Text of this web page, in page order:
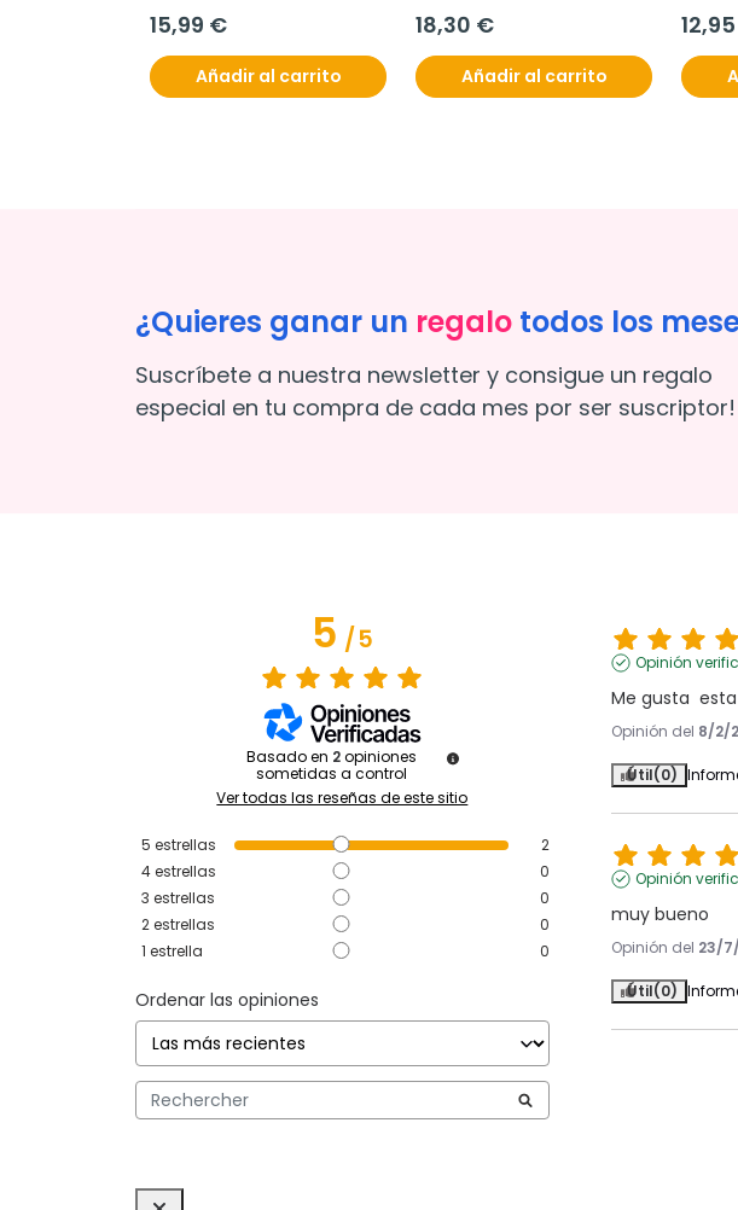
15,99 €
Añadir al carrito
18,30 €
Añadir al carrito
¿Quieres ganar un regalo todos los
Suscríbete a nuestra newsletter y consigue un regalo
especial en tu compra de cada mes por ser suscriptor!
5/5
Basado en 2opiniones
sometidas a control
Ver todas las reseñas de este sitio
5 estrellas
2
4estrellas
0
3 estrellas
0
2estrellas
0
1 estrella 0
Ordenar las opiniones
Opinión
Me gusta
Opinión del 8/2/
Útil(0)
Opinión
muy bueno
Opinión del 23/
Útil(0)